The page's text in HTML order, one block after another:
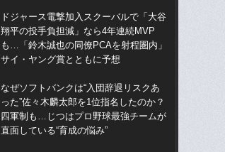
ドジャース電撃加入スクーバルで「大谷
翔平の投手負担減」なら4年連続MVP
も…「鈴木誠也の同僚PCAを射程圏内」
サイ・ヤング賞とともに予想
なぜソフトバンクは“入団辞退リスクあ
った”佐々木麟太郎を1位指名したのか？
四軍制も…じつはプロ野球最強チームが
直面している“育成の悩み”